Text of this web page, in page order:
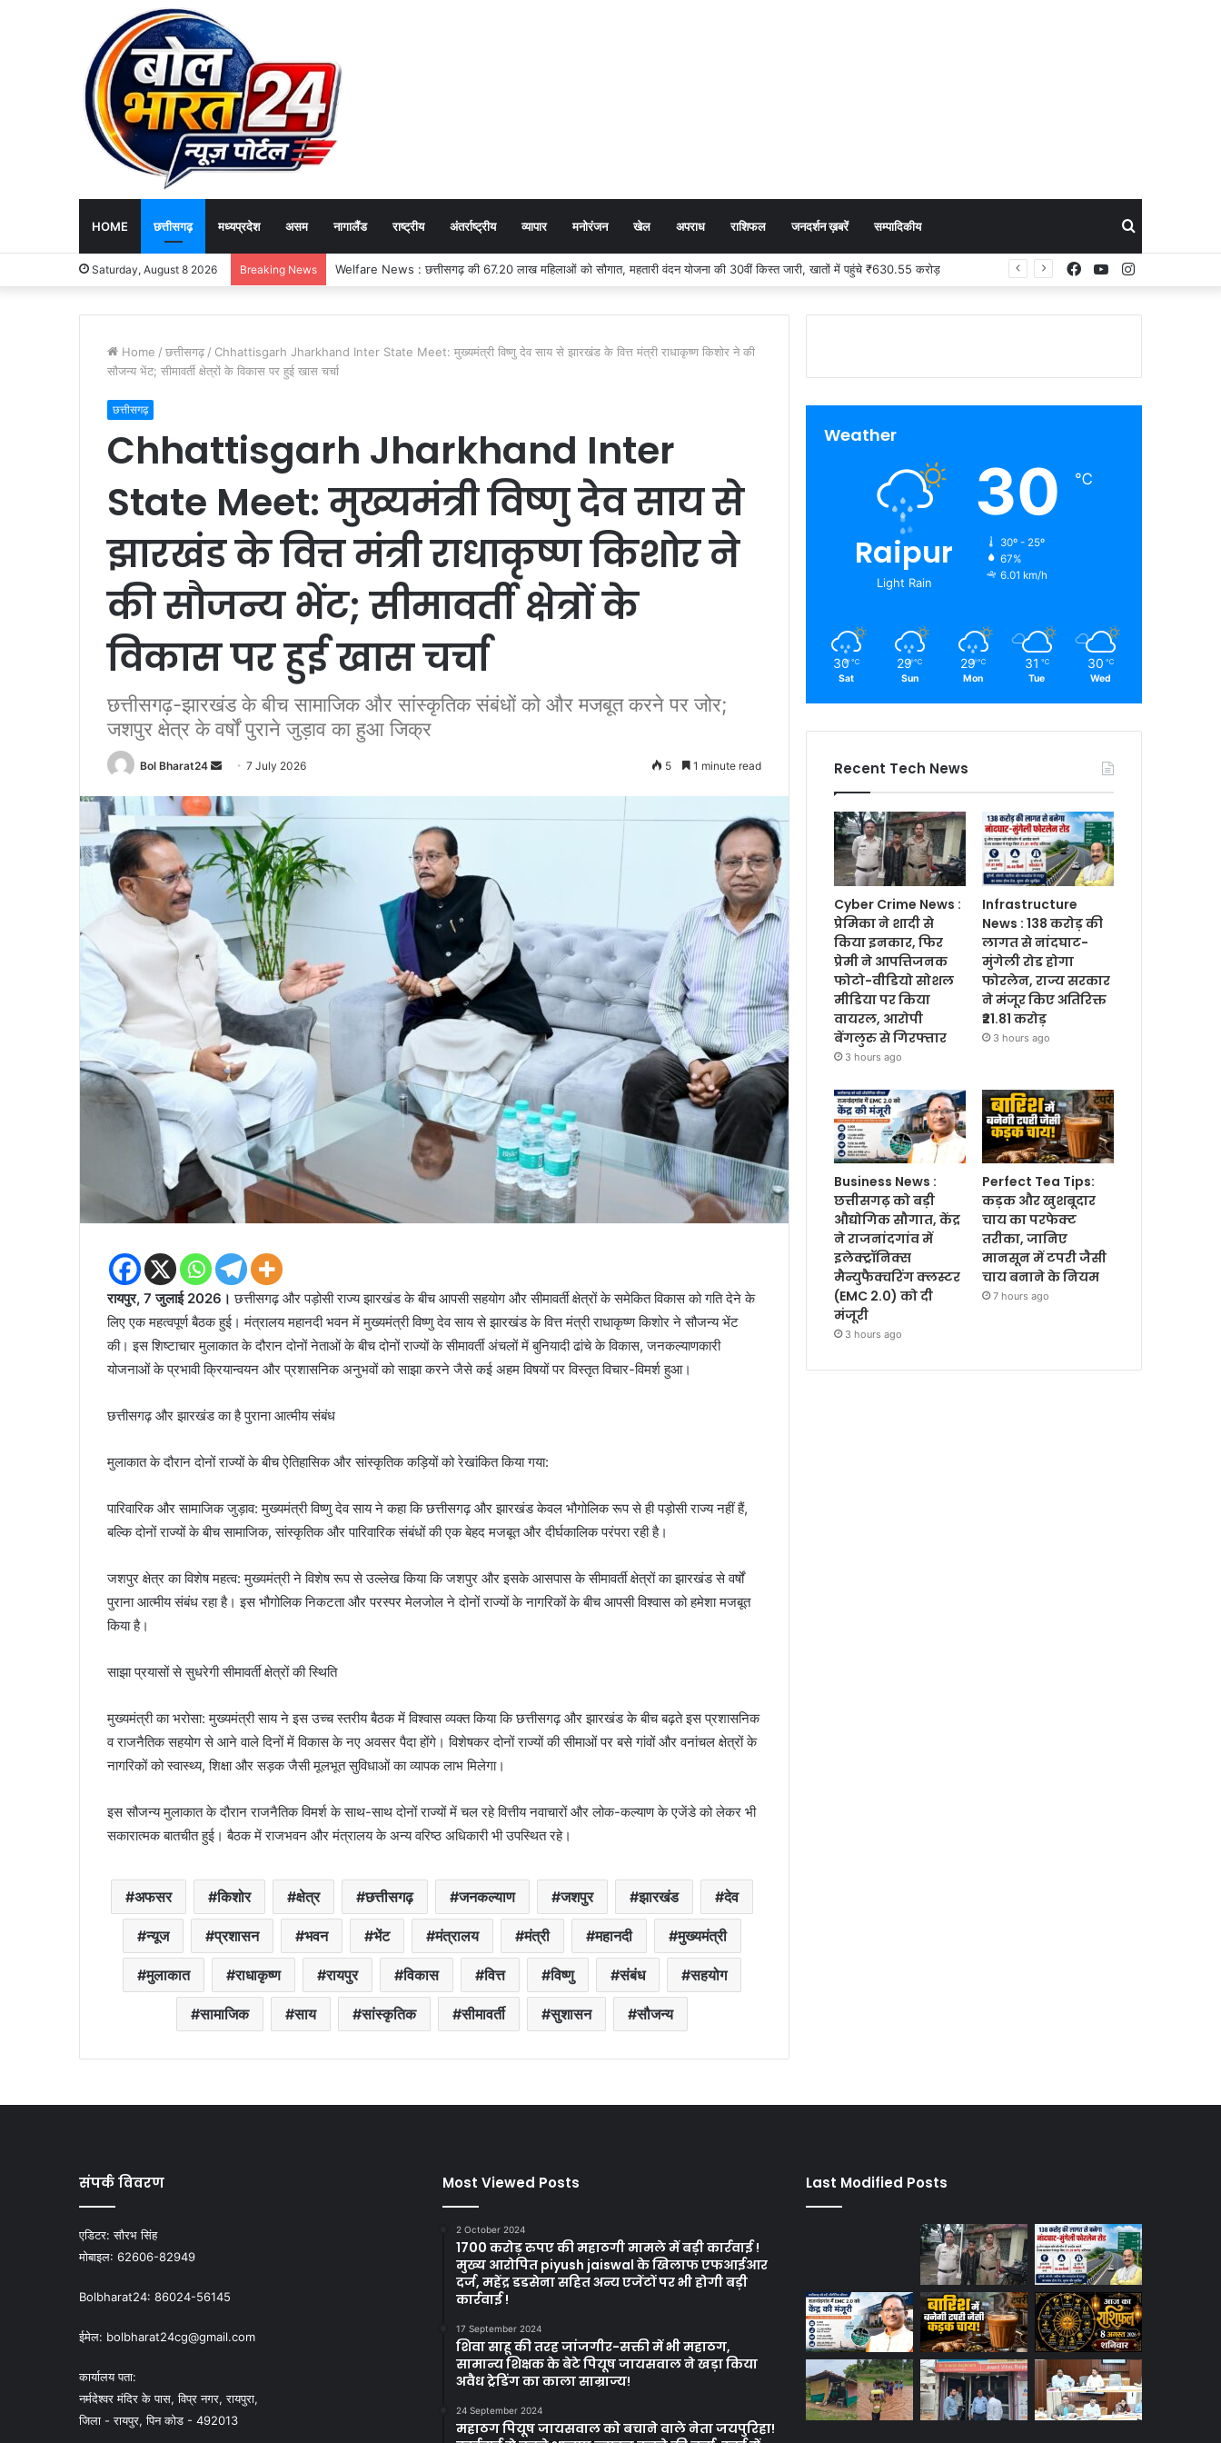
HOME छत्तीसगढ़ मध्यप्रदेश असम नागालैंड राष्ट्रीय अंतर्राष्ट्रीय व्यापार मनोरंजन खेल अपराध राशिफल जनदर्शन ख़बरें सम्पादिकीय
for
Saturday, August 8 2026 Breaking News Instagram
YouTube
Facebook
Home / छत्तीसगढ़ / Chhattisgarh Jharkhand Inter State Meet: मुख्यमंत्री विष्णु देव साय से झारखंड के वित्त मंत्री राधाकृष्ण किशोर ने की
सौजन्य भेंट; सीमावर्ती क्षेत्रों के विकास पर हुई खास चर्चा
छत्तीसगढ़
Chhattisgarh Jharkhand Inter
State Meet: मुख्यमंत्री विष्णु देव साय से
झारखंड के वित्त मंत्री राधाकृष्ण किशोर ने
की सौजन्य भेंट; सीमावर्ती क्षेत्रों के
विकास पर हुई खास चर्चा
छत्तीसगढ़-झारखंड के बीच सामाजिक और सांस्कृतिक संबंधों को और मजबूत करने पर जोर;
जशपुर क्षेत्र के वर्षों पुराने जुड़ाव का हुआ जिक्र
Bol Bharat24
Send
email
7 July 2026 5 1 minute read
रायपुर, 7 जुलाई 2026। छत्तीसगढ़ और पड़ोसी राज्य झारखंड के बीच आपसी सहयोग और सीमावर्ती क्षेत्रों के समेकित विकास को गति देने के
लिए एक महत्वपूर्ण बैठक हुई। मंत्रालय महानदी भवन में मुख्यमंत्री विष्णु देव साय से झारखंड के वित्त मंत्री राधाकृष्ण किशोर ने सौजन्य भेंट
की। इस शिष्टाचार मुलाकात के दौरान दोनों नेताओं के बीच दोनों राज्यों के सीमावर्ती अंचलों में बुनियादी ढांचे के विकास, जनकल्याणकारी
योजनाओं के प्रभावी क्रियान्वयन और प्रशासनिक अनुभवों को साझा करने जैसे कई अहम विषयों पर विस्तृत विचार-विमर्श हुआ।
छत्तीसगढ़ और झारखंड का है पुराना आत्मीय संबंध
मुलाकात के दौरान दोनों राज्यों के बीच ऐतिहासिक और सांस्कृतिक कड़ियों को रेखांकित किया गया:
पारिवारिक और सामाजिक जुड़ाव: मुख्यमंत्री विष्णु देव साय ने कहा कि छत्तीसगढ़ और झारखंड केवल भौगोलिक रूप से ही पड़ोसी राज्य नहीं हैं,
बल्कि दोनों राज्यों के बीच सामाजिक, सांस्कृतिक और पारिवारिक संबंधों की एक बेहद मजबूत और दीर्घकालिक परंपरा रही है।
जशपुर क्षेत्र का विशेष महत्व: मुख्यमंत्री ने विशेष रूप से उल्लेख किया कि जशपुर और इसके आसपास के सीमावर्ती क्षेत्रों का झारखंड से वर्षों
पुराना आत्मीय संबंध रहा है। इस भौगोलिक निकटता और परस्पर मेलजोल ने दोनों राज्यों के नागरिकों के बीच आपसी विश्वास को हमेशा मजबूत
किया है।
साझा प्रयासों से सुधरेगी सीमावर्ती क्षेत्रों की स्थिति
मुख्यमंत्री का भरोसा: मुख्यमंत्री साय ने इस उच्च स्तरीय बैठक में विश्वास व्यक्त किया कि छत्तीसगढ़ और झारखंड के बीच बढ़ते इस प्रशासनिक
व राजनैतिक सहयोग से आने वाले दिनों में विकास के नए अवसर पैदा होंगे। विशेषकर दोनों राज्यों की सीमाओं पर बसे गांवों और वनांचल क्षेत्रों के
नागरिकों को स्वास्थ्य, शिक्षा और सड़क जैसी मूलभूत सुविधाओं का व्यापक लाभ मिलेगा।
इस सौजन्य मुलाकात के दौरान राजनैतिक विमर्श के साथ-साथ दोनों राज्यों में चल रहे वित्तीय नवाचारों और लोक-कल्याण के एजेंडे को लेकर भी
सकारात्मक बातचीत हुई। बैठक में राजभवन और मंत्रालय के अन्य वरिष्ठ अधिकारी भी उपस्थित रहे।
अफसर किशोर क्षेत्र छत्तीसगढ़ जनकल्याण जशपुर झारखंड देव
न्यूज प्रशासन भवन भेंट मंत्रालय मंत्री महानदी मुख्यमंत्री
मुलाकात राधाकृष्ण रायपुर विकास वित्त विष्णु संबंध सहयोग
सामाजिक साय सांस्कृतिक सीमावर्ती सुशासन सौजन्य
Weather
Raipur
Light Rain
30 ℃
30º - 25º
67%
6.01 km/h
30 ℃
Sat
29 ℃
Sun
29 ℃
Mon
31 ℃
Tue
30 ℃
Wed
Recent Tech News
Cyber Crime News :
प्रेमिका ने शादी से
किया इनकार, फिर
प्रेमी ने आपत्तिजनक
फोटो-वीडियो सोशल
मीडिया पर किया
वायरल, आरोपी
बेंगलुरु से गिरफ्तार
3 hours ago
Infrastructure
News : 138 करोड़ की
लागत से नांदघाट-
मुंगेली रोड होगा
फोरलेन, राज्य सरकार
ने मंजूर किए अतिरिक्त
₹21.81 करोड़
3 hours ago
Business News :
छत्तीसगढ़ को बड़ी
औद्योगिक सौगात, केंद्र
ने राजनांदगांव में
इलेक्ट्रॉनिक्स
मैन्युफैक्चरिंग क्लस्टर
(EMC 2.0) को दी
मंजूरी
3 hours ago
Perfect Tea Tips:
कड़क और खुशबूदार
चाय का परफेक्ट
तरीका, जानिए
मानसून में टपरी जैसी
चाय बनाने के नियम
7 hours ago
संपर्क विवरण
एडिटर:सौरभ सिंह
मोबाइल: 62606-82949
Bolbharat24: 86024-56145
ईमेल: bolbharat24cg@gmail.com
कार्यालय पता:
नर्मदेश्वर मंदिर के पास, विप्र नगर, रायपुरा,
जिला - रायपुर, पिन कोड - 492013
Most Viewed Posts
2 October 2024
1700 करोड़ रुपए की महाठगी मामले में बड़ी कार्रवाई !
मुख्य आरोपित piyush jaiswal के खिलाफ एफआईआर
दर्ज, महेंद्र डडसेना सहित अन्य एजेंटों पर भी होगी बड़ी
कार्रवाई !
17 September 2024
शिवा साहू की तरह जांजगीर-सक्ती में भी महाठग,
सामान्य शिक्षक के बेटे पियूष जायसवाल ने खड़ा किया
अवैध ट्रेडिंग का काला साम्राज्य!
24 September 2024
महाठग पियूष जायसवाल को बचाने वाले नेता जयपुरिहा!
Last Modified Posts